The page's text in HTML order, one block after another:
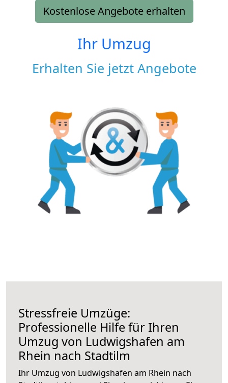
Kostenlose Angebote erhalten
Ihr Umzug
Erhalten Sie jetzt Angebote
Stressfreie Umzüge:
Professionelle Hilfe für Ihren
Umzug von Ludwigshafen am
Rhein nach Stadtilm
Ihr Umzug von Ludwigshafen am Rhein nach